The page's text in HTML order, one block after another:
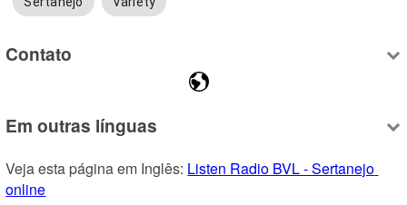
Contato
Em outras línguas
Veja esta página em Inglês: Listen Radio BVL - Sertanejo
online